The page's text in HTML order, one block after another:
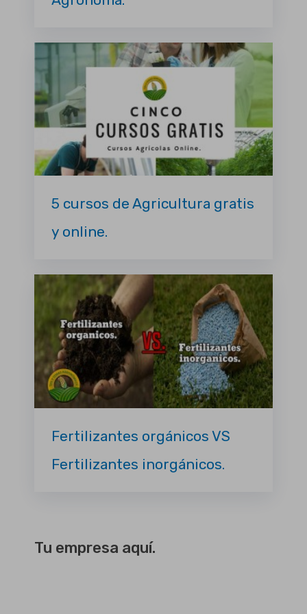
5 cursos de Agricultura gratis
y online.
Fertilizantes orgánicos VS
Fertilizantes inorgánicos.
Tu empresa aquí.